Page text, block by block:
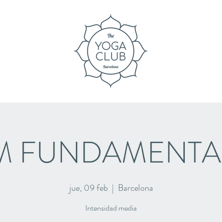
jue, 09 feb
  |
Barcelona
Intensidad media